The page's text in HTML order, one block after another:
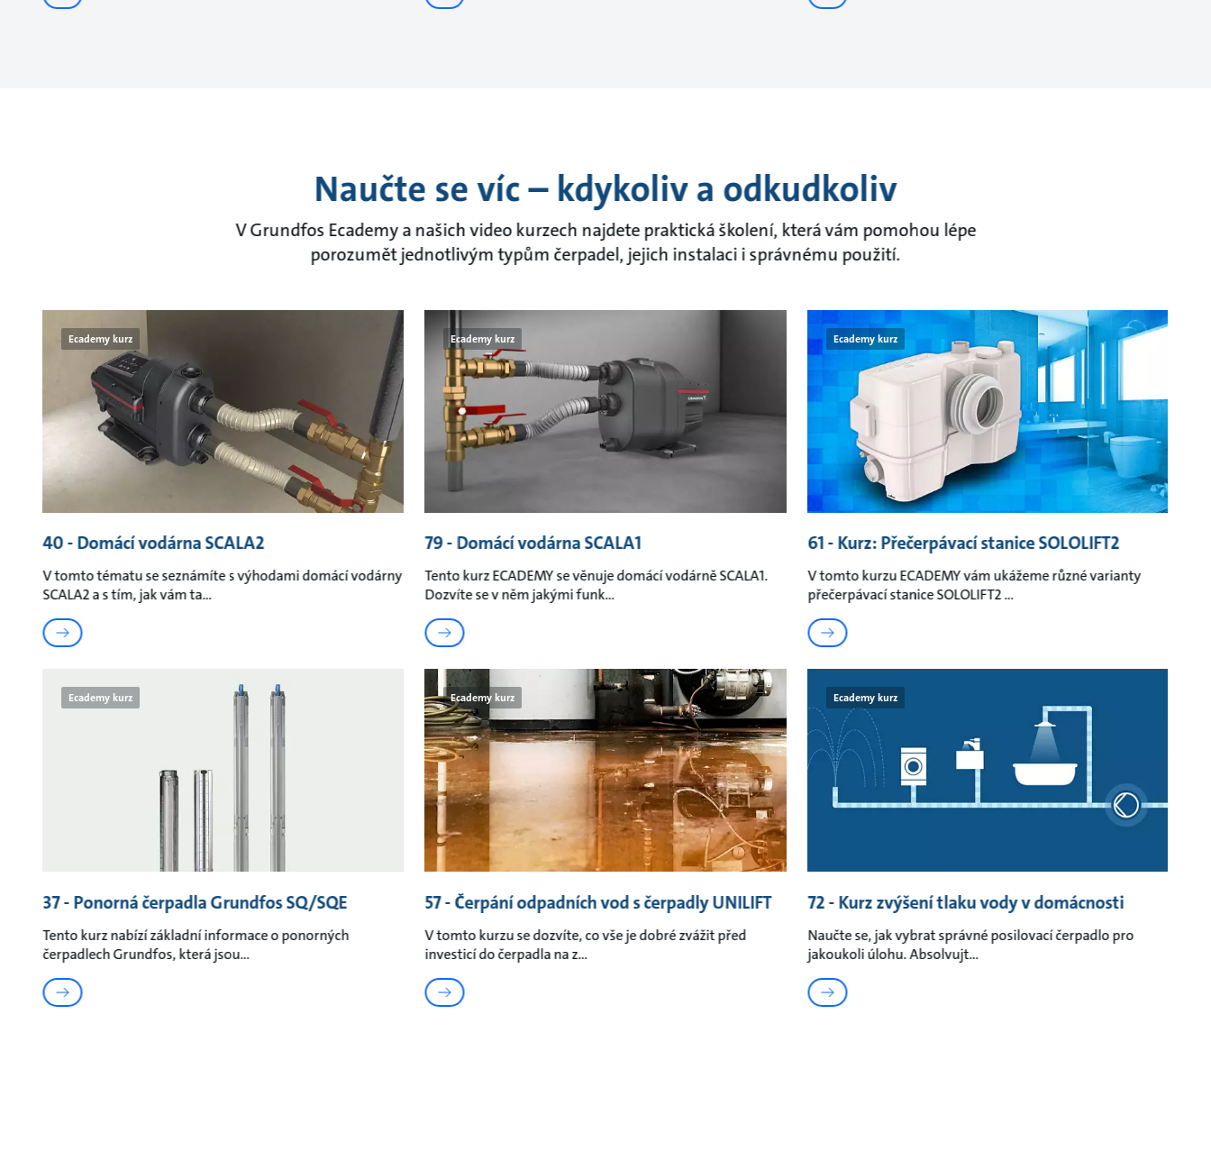
Naučte se víc – kdykoliv a odkudkoliv
V Grundfos Ecademy a našich video kurzech najdete praktická školení, která vám pomohou lépe
porozumět jednotlivým typům čerpadel, jejich instalaci i správnému použití.
Ecademy kurz
40 - Domácí vodárna SCALA2
V tomto tématu se seznámíte s výhodami domácí vodárny
SCALA2 a s tím, jak vám ta
Ecademy kurz
79 - Domácí vodárna SCALA1
Tento kurz ECADEMY se věnuje domácí vodárně SCALA1.
Dozvíte se v něm jakými funk
Ecademy kurz
61 - Kurz: Přečerpávací stanice SOLOLIFT2
V tomto kurzu ECADEMY vám ukážeme různé varianty
přečerpávací stanice SOLOLIFT2
Ecademy kurz
37 - Ponorná čerpadla Grundfos SQ/SQE
Tento kurz nabízí základní informace o ponorných
čerpadlech Grundfos, která jsou
Ecademy kurz
57 - Čerpání odpadních vod s čerpadly UNILIFT
V tomto kurzu se dozvíte, co vše je dobré zvážit před
investicí do čerpadla na z
Ecademy kurz
72 - Kurz zvýšení tlaku vody v domácnosti
Naučte se, jak vybrat správné posilovací čerpadlo pro
jakoukoli úlohu. Absolvujt